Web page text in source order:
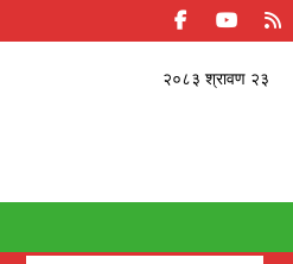
२०८३ श्रावण २३